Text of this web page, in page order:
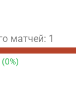
матчей: 1
(0%)